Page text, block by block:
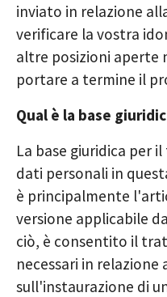
inviato in relazione
verificare la vostra
altre posizioni aperte
portare a termine il
Qual è la base
La base giuridica per
dati personali in
è principalmente
versione applicabile
ciò, è consentito il
necessari in relazione
sull'instaurazione di